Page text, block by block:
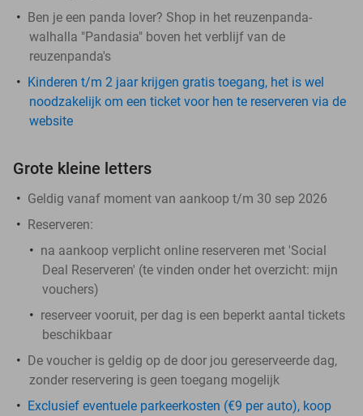
Ben je een panda lover? Shop in het reuzenpanda-
walhalla "Pandasia" boven het verblijf van de
reuzenpanda's
Kinderen t/m 2 jaar krijgen gratis toegang, het is wel
noodzakelijk om een ticket voor hen te reserveren via de
website
Grote kleine letters
Geldig vanaf moment van aankoop t/m 30 sep 2026
Reserveren:
na aankoop verplicht online reserveren met 'Social
Deal Reserveren' (te vinden onder het overzicht: mijn
vouchers)
reserveer vooruit, per dag is een beperkt aantal tickets
beschikbaar
De voucher is geldig op de door jou gereserveerde dag,
zonder reservering is geen toegang mogelijk
Exclusief eventuele parkeerkosten (€9 per auto), koop